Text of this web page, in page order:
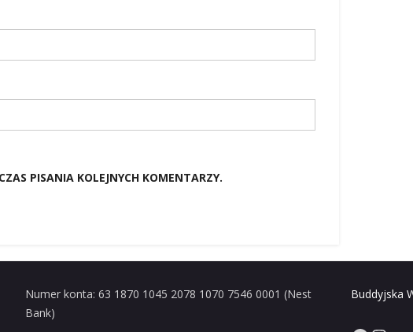
PISANIA KOLEJNYCH KOMENTARZY.
Numer konta: 63 1870 1045 2078 1070 7546 0001 (Nest
Bank)
Buddyjska